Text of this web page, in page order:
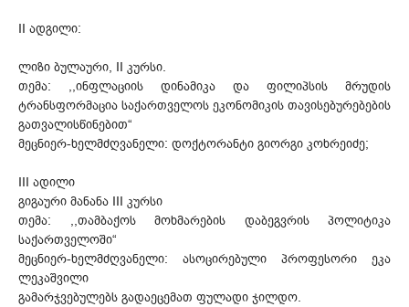
II ადგილი:
ლიზი ბულაური, II კურსი.
თემა: ,,ინფლაციის დინამიკა და ფილიპსის მრუდის
ტრანსფორმაცია საქართველოს ეკონომიკის თავისებურებების
გათვალისწინებით“
მეცნიერ-ხელმძღვანელი: დოქტორანტი გიორგი კოხრეიძე;
III ადილი
გიგაური მანანა III კურსი
თემა: ,,თამბაქოს მოხმარების დაბეგვრის პოლიტიკა
საქართველოში“
მეცნიერ-ხელმძღვანელი: ასოცირებული პროფესორი ეკა
ლეკაშვილი
გამარჯვებულებს გადაეცემათ ფულადი ჯილდო.